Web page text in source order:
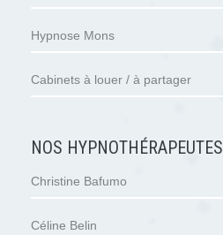
Hypnose Mons
Cabinets à louer / à partager
NOS HYPNOTHÉRAPEUTES
Christine Bafumo
Céline Belin